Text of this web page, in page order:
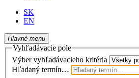
SK
EN
Hlavné menu
Vyhľadávacie pole
Výber vyhľadávacieho kritéria
Hľadaný termín…